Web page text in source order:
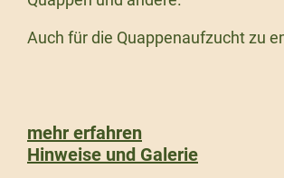
Auch für die Quappenaufzucht zu
mehr erfahren
Hinweise und Galerie